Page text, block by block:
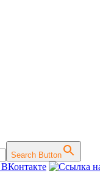
Search Button